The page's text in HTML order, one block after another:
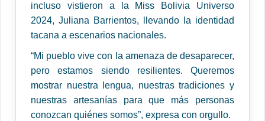
incluso vistieron a la Miss Bolivia Universo
2024, Juliana Barrientos, llevando la identidad
tacana a escenarios nacionales.
“Mi pueblo vive con la amenaza de desaparecer,
pero estamos siendo resilientes. Queremos
mostrar nuestra lengua, nuestras tradiciones y
nuestras artesanías para que más personas
conozcan quiénes somos”, expresa con orgullo.